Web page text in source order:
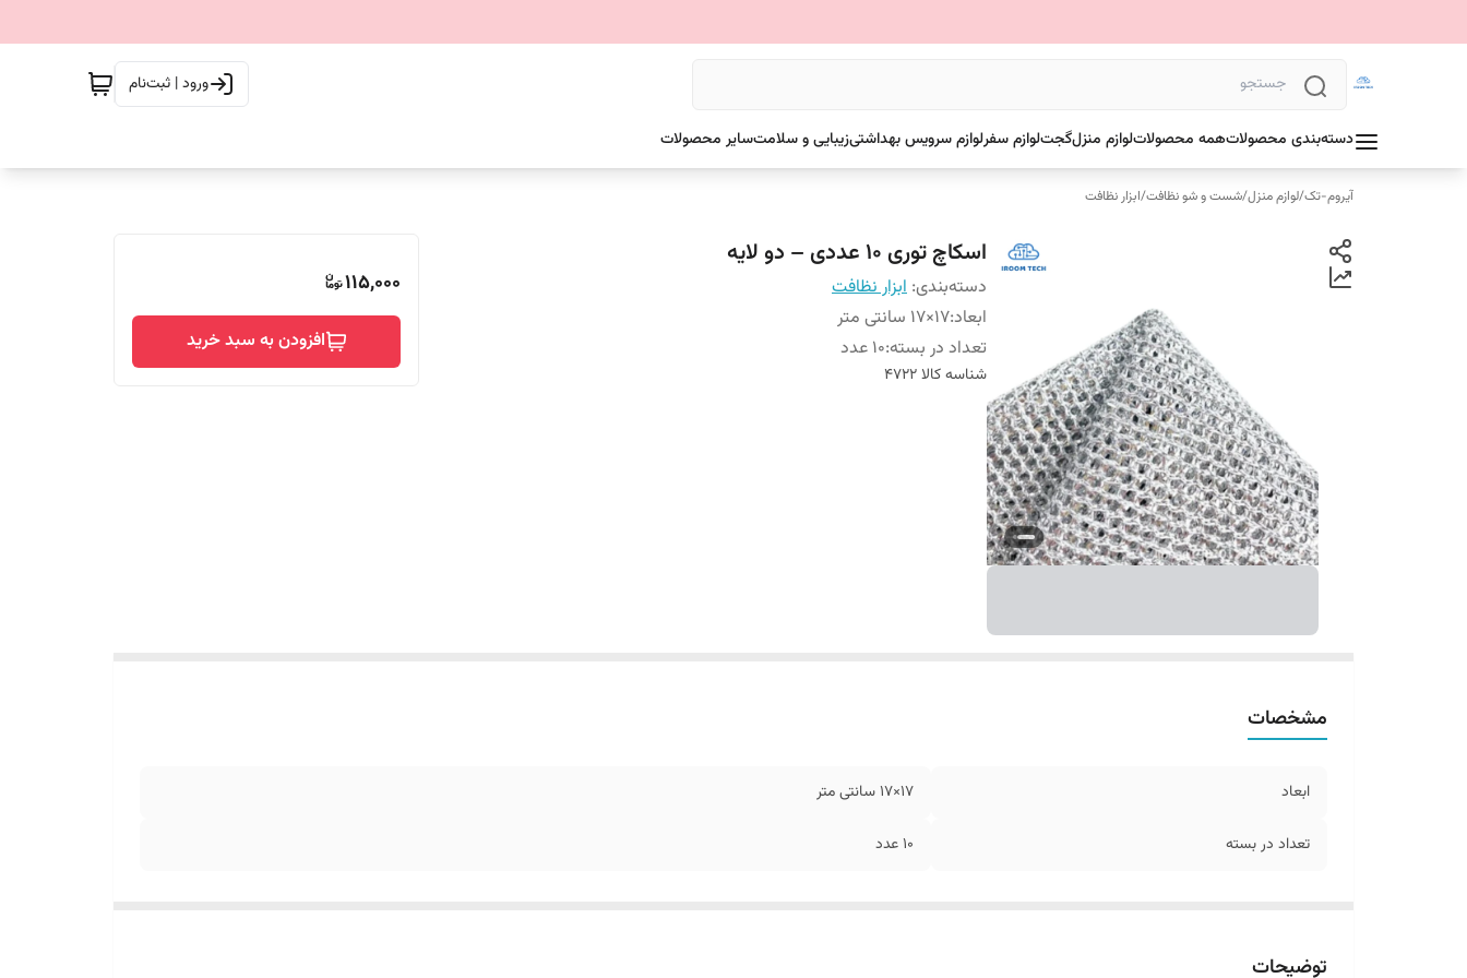
ورود | ثبت‌نام
دسته‌بندی محصولاتهمه محصولاتلوازم منزلگجتلوازم سفرلوازم سرویس بهداشتیزیبایی و سلامتسایر محصولات
آیروم-تک/لوازم منزل/شست و شو نظافت/ابزار نظافت
اسکاچ توری 10 عددی – دو لایه
دسته‌بندی: ابزار نظافت
ابعاد:17×17 سانتی متر
تعداد در بسته:10 عدد
شناسه کالا4722
115,000
افزودن به سبد خرید
مشخصات
ابعاد 17×17 سانتی متر
تعداد در بسته 10 عدد
توضیحات